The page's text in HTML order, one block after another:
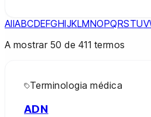
AllABCDEFGHIJKLMNOPQRSTUV
A mostrar 50 de 411 termos
Terminologia médica
ADN